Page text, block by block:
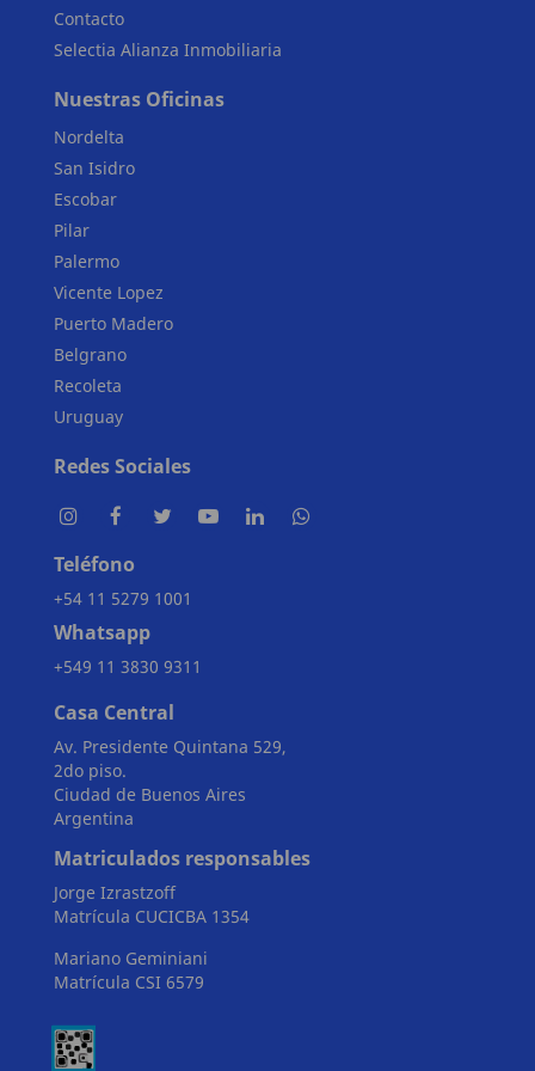
Contacto
Selectia Alianza Inmobiliaria
Nuestras Oficinas
Nordelta
San Isidro
Escobar
Pilar
Palermo
Vicente Lopez
Puerto Madero
Belgrano
Recoleta
Uruguay
Redes Sociales
Teléfono
+54 11 5279 1001
Whatsapp
+549 11 3830 9311
Casa Central
Av. Presidente Quintana 529,
2do piso.
Ciudad de Buenos Aires
Argentina
Matriculados responsables
Jorge Izrastzoff
Matrícula CUCICBA 1354
Mariano Geminiani
Matrícula CSI 6579